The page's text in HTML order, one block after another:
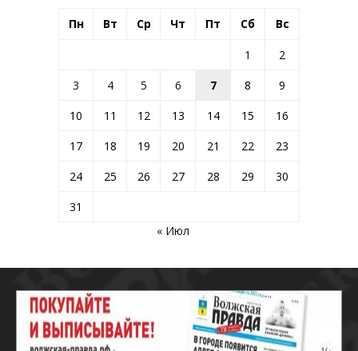
Пн Вт Ср Чт Пт Сб Вс
1
2
3
4 5 6 7 8
9
10
11 12 13 14 15
16
17
18 19 20 21 22
23
24
25 26 27 28 29
30
31
« Июл